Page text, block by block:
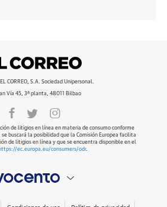
CORREO, S.A. Sociedad Unipersonal.
Vía 45, 3ª planta, 48011 Bilbao
de litigios en línea en materia de consumo conforme
buscará la posibilidad que la Comisión Europea facilita
de litigios en línea y que se encuentra disponible en el
ec.europa.eu/consumers/odr.